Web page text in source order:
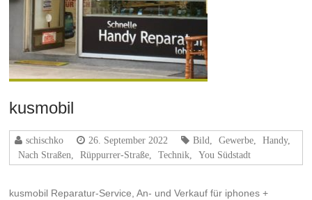
kusmobil
schischko 26. September 2022 Bild Gewerbe Handy,
Nach Straßen
Rüppurrer-Straße Technik You Südstadt
kusmobil Reparatur-Service, An- und Verkauf für iphones +